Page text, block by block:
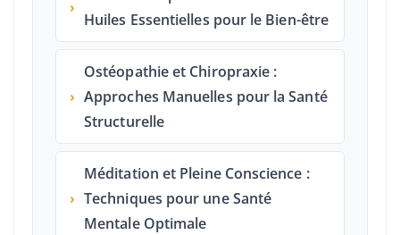
›
Huiles Essentielles pour le Bien-être
›
Ostéopathie et Chiropraxie :
Approches Manuelles pour la Santé
Structurelle
›
Méditation et Pleine Conscience :
Techniques pour une Santé
Mentale Optimale